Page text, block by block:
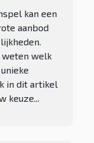
kan een
aanbod
weten welk
in dit artikel